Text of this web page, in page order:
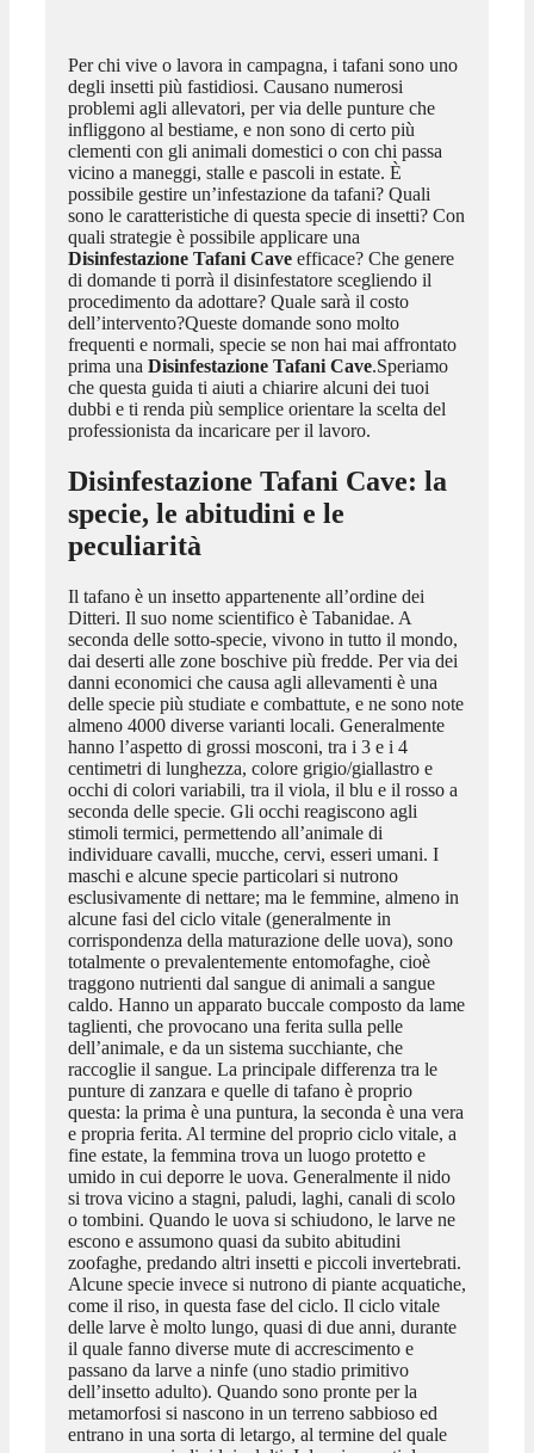
Per chi vive o lavora in campagna, i tafani sono uno
degli insetti più fastidiosi. Causano numerosi
problemi agli allevatori, per via delle punture che
infliggono al bestiame, e non sono di certo più
clementi con gli animali domestici o con chi passa
vicino a maneggi, stalle e pascoli in estate. È
possibile gestire un’infestazione da tafani? Quali
sono le caratteristiche di questa specie di insetti? Con
quali strategie è possibile applicare una
Disinfestazione Tafani Caveefficace? Che genere
di domande ti porrà il disinfestatore scegliendo il
procedimento da adottare? Quale sarà il costo
dell’intervento?Queste domande sono molto
frequenti e normali, specie se non hai mai affrontato
prima una Disinfestazione Tafani Cave.Speriamo
che questa guida ti aiuti a chiarire alcuni dei tuoi
dubbi e ti renda più semplice orientare la scelta del
professionista da incaricare per il lavoro.
Disinfestazione Tafani Cave: la
specie, le abitudini e le
peculiarità
Il tafano è un insetto appartenente all’ordine dei
Ditteri. Il suo nome scientifico è Tabanidae. A
seconda delle sotto-specie, vivono in tutto il mondo,
dai deserti alle zone boschive più fredde. Per via dei
danni economici che causa agli allevamenti è una
delle specie più studiate e combattute, e ne sono note
almeno 4000 diverse varianti locali. Generalmente
hanno l’aspetto di grossi mosconi, tra i 3 e i 4
centimetri di lunghezza, colore grigio/giallastro e
occhi di colori variabili, tra il viola, il blu e il rosso a
seconda delle specie. Gli occhi reagiscono agli
stimoli termici, permettendo all’animale di
individuare cavalli, mucche, cervi, esseri umani. I
maschi e alcune specie particolari si nutrono
esclusivamente di nettare; ma le femmine, almeno in
alcune fasi del ciclo vitale (generalmente in
corrispondenza della maturazione delle uova), sono
totalmente o prevalentemente entomofaghe, cioè
traggono nutrienti dal sangue di animali a sangue
caldo. Hanno un apparato buccale composto da lame
taglienti, che provocano una ferita sulla pelle
dell’animale, e da un sistema succhiante, che
raccoglie il sangue. La principale differenza tra le
punture di zanzara e quelle di tafano è proprio
questa: la prima è una puntura, la seconda è una vera
e propria ferita. Al termine del proprio ciclo vitale, a
fine estate, la femmina trova un luogo protetto e
umido in cui deporre le uova. Generalmente il nido
si trova vicino a stagni, paludi, laghi, canali di scolo
o tombini. Quando le uova si schiudono, le larve ne
escono e assumono quasi da subito abitudini
zoofaghe, predando altri insetti e piccoli invertebrati.
Alcune specie invece si nutrono di piante acquatiche,
come il riso, in questa fase del ciclo. Il ciclo vitale
delle larve è molto lungo, quasi di due anni, durante
il quale fanno diverse mute di accrescimento e
passano da larve a ninfe (uno stadio primitivo
dell’insetto adulto). Quando sono pronte per la
metamorfosi si nascono in un terreno sabbioso ed
entrano in una sorta di letargo, al termine del quale